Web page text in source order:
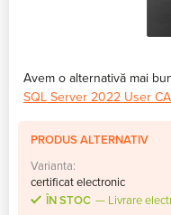
Avem o alternativă mai
SQL Server 2022 User
PRODUS ALTERNATIV
Varianta:
certificat electronic
ÎN STOC
Livrare